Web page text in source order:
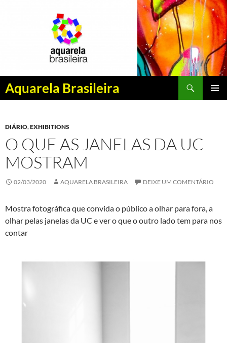
Aquarela Brasileira
Pesquisar
PULAR
CONTEÚDO
DIÁRIO,EXHIBITIONS
O QUE AS JANELAS DA UC
MOSTRAM
02/03/2020 AQUARELA BRASILEIRA DEIXE UM COMENTÁRIO
Mostra fotográfica que convida o público a olhar para fora, a
olhar pelas janelas da UC e ver o que o outro lado tem para nos
contar